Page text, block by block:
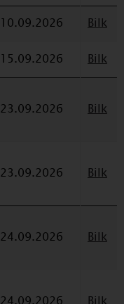
10.09.2026 Bilk
15.09.2026
Bilk
23.09.2026 Bilk
23.09.2026 Bilk
24.09.2026 Bilk